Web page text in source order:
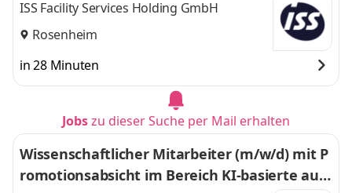
ISS Facility Services Holding GmbH
Rosenheim
in 28 Minuten
Jobszu dieser Suche per Mail erhalten
Wissenschaftlicher Mitarbeiter (m/w/d) mit P
romotionsabsicht im Bereich KI-basierte aut